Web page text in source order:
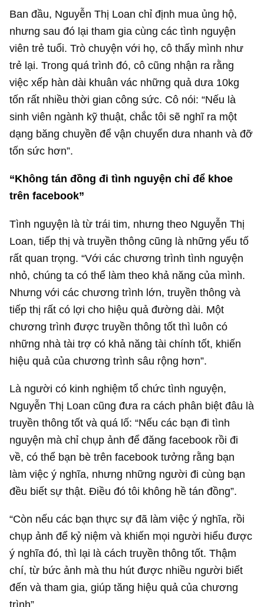
Ban đầu, Nguyễn Thị Loan chỉ định mua ủng hộ,
nhưng sau đó lại tham gia cùng các tình nguyện
viên trẻ tuổi. Trò chuyện với họ, cô thấy mình như
trẻ lại. Trong quá trình đó, cô cũng nhận ra rằng
việc xếp hàn dài khuân vác những quả dưa 10kg
tốn rất nhiều thời gian công sức. Cô nói: “Nếu là
sinh viên ngành kỹ thuật, chắc tôi sẽ nghĩ ra một
dạng băng chuyền để vận chuyển dưa nhanh và đỡ
tốn sức hơn”.
“Không tán đồng đi tình nguyện chỉ để khoe
trên facebook”
Tình nguyện là từ trái tim, nhưng theo Nguyễn Thị
Loan, tiếp thị và truyền thông cũng là những yếu tố
rất quan trọng. “Với các chương trình tình nguyện
nhỏ, chúng ta có thể làm theo khả năng của mình.
Nhưng với các chương trình lớn, truyền thông và
tiếp thị rất có lợi cho hiệu quả đường dài. Một
chương trình được truyền thông tốt thì luôn có
những nhà tài trợ có khả năng tài chính tốt, khiến
hiệu quả của chương trình sâu rộng hơn”.
Là người có kinh nghiệm tổ chức tình nguyện,
Nguyễn Thị Loan cũng đưa ra cách phân biệt đâu là
truyền thông tốt và quá lố: “Nếu các bạn đi tình
nguyện mà chỉ chụp ảnh để đăng facebook rồi đi
về, có thể bạn bè trên facebook tưởng rằng bạn
làm việc ý nghĩa, nhưng những người đi cùng bạn
đều biết sự thật. Điều đó tôi không hề tán đồng”.
“Còn nếu các bạn thực sự đã làm việc ý nghĩa, rồi
chụp ảnh để kỷ niệm và khiến mọi người hiểu được
ý nghĩa đó, thì lại là cách truyền thông tốt. Thậm
chí, từ bức ảnh mà thu hút được nhiều người biết
đến và tham gia, giúp tăng hiệu quả của chương
trình”.